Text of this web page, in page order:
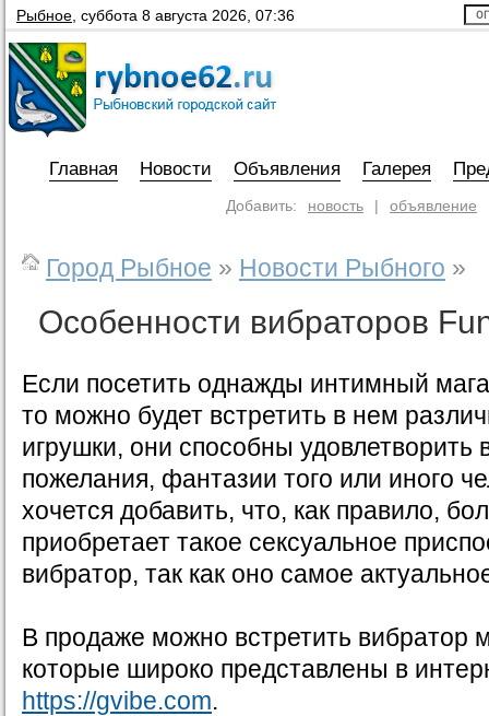
Рыбное суббота 8 августа 2026, 07:36
Главная Новости Объявления Галерея
Добавить: новость | объявление
Город Рыбное » Новости Рыбного »
Особенности вибраторов
Если посетить однажды интимный
то можно будет встретить в нем
игрушки, они способны удовлетворить
пожелания, фантазии того или иного
хочется добавить, что, как правило,
приобретает такое сексуальное
вибратор, так как оно самое
В продаже можно встретить вибратор
которые широко представлены в
https://gvibe.com.